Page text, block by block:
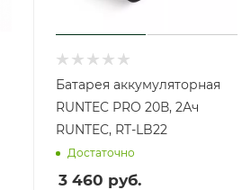
Батарея аккумуляторная
RUNTEC PRO 20В, 2Ач
RUNTEC, RT-LB22
Достаточно
3 460 руб.